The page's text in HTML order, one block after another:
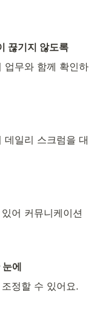
끊기지 않도록
업무와 함께 확인하
데일리 스크럼을 대
어 커뮤니케이션
에
정할 수 있어요.